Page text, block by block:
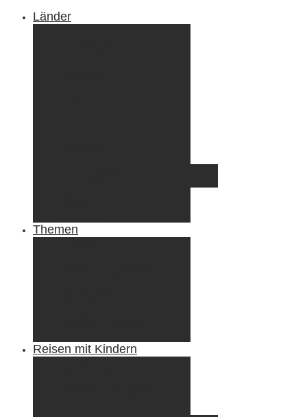
Länder
Themen
Reisen mit Kindern